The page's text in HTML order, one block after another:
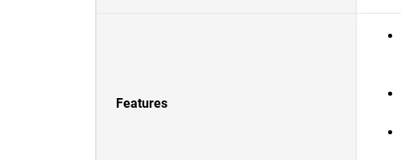
Features